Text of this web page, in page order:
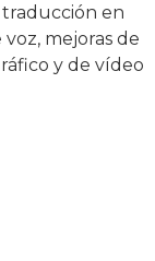
en
mejoras de
y de vídeo